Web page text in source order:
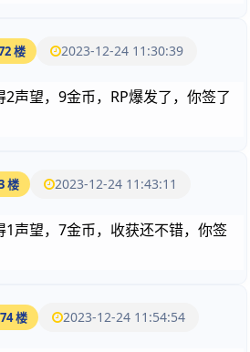
楼 2023-12-24 11:30:39
声望，9金币，RP爆发了，你签了
楼 2023-12-24 11:43:11
声望，7金币，收获还不错，你签
74 楼 2023-12-24 11:54:54